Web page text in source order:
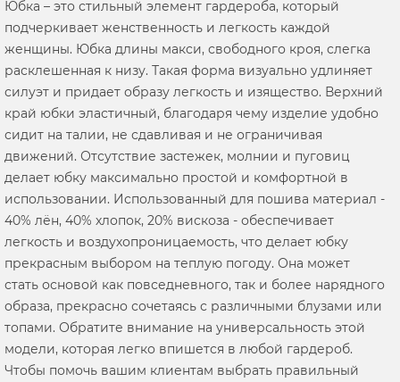
Юбка – это стильный элемент гардероба, который
подчеркивает женственность и легкость каждой
женщины. Юбка длины макси, свободного кроя, слегка
расклешенная к низу. Такая форма визуально удлиняет
силуэт и придает образу легкость и изящество. Верхний
край юбки эластичный, благодаря чему изделие удобно
сидит на талии, не сдавливая и не ограничивая
движений. Отсутствие застежек, молнии и пуговиц
делает юбку максимально простой и комфортной в
использовании. Использованный для пошива материал -
40% лён, 40% хлопок, 20% вискоза - обеспечивает
легкость и воздухопроницаемость, что делает юбку
прекрасным выбором на теплую погоду. Она может
стать основой как повседневного, так и более нарядного
образа, прекрасно сочетаясь с различными блузами или
топами. Обратите внимание на универсальность этой
модели, которая легко впишется в любой гардероб.
Чтобы помочь вашим клиентам выбрать правильный